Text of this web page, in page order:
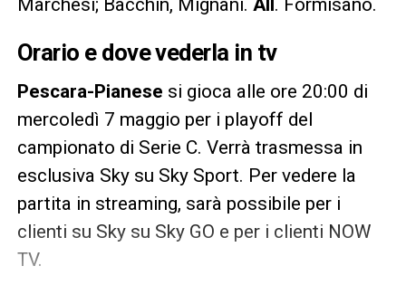
Orario e dove vederla in tv
Pescara-Pianese si gioca alle ore 20:00 di
mercoledì 7 maggio per i playoff del
campionato di Serie C. Verrà trasmessa in
esclusiva Sky su Sky Sport. Per vedere la
partita in streaming, sarà possibile per i
clienti su Sky su Sky GO e per i clienti NOW
TV.